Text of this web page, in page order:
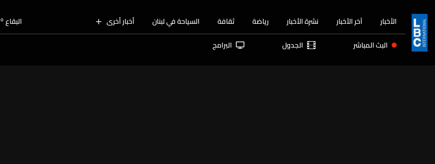
الأخبار آخر الأخبار نشرة الأخبار رياضة ثقافة السياحة في لبنان أخبار أخرى البقاع o
الجنوب o
البث المباشر الجدول البرامج